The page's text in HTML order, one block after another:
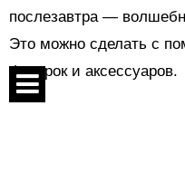
послезавтра —
Это можно сделать с
фигурок и аксессуаров.